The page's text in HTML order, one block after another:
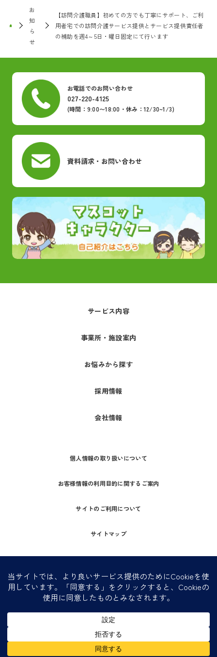
お
知
ら
せ
【訪問介護職員】初めての方でも丁寧にサポート、ご利
用者宅での訪問介護サービス提供とサービス提供責任者
の補助を週4～5日・曜日固定にて行います
お電話でのお問い合わせ
027-220-4125
(時間：9:00〜18:00・休み：12/30~1/3)
資料請求・お問い合わせ
サービス内容
事業所・施設案内
お悩みから探す
採用情報
会社情報
個人情報の取り扱いについて
お客様情報の利用目的に関するご案内
サイトのご利用について
サイトマップ
© LIFETERRACE CO.,LTD All Rights Reserved